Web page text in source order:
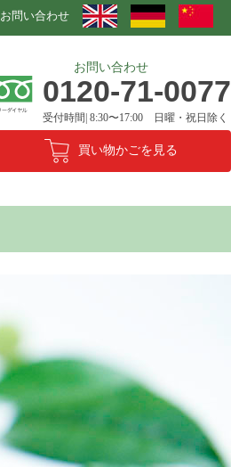
お問い合わせ
お問い合わせ
0120-71-0077
受付時間| 8:30〜17:00 日曜・祝日除く
買い物かごを見る